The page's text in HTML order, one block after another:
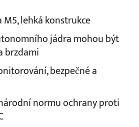
lehká konstrukce
jádra mohou být
brzdami
bezpečné a
normu ochrany proti